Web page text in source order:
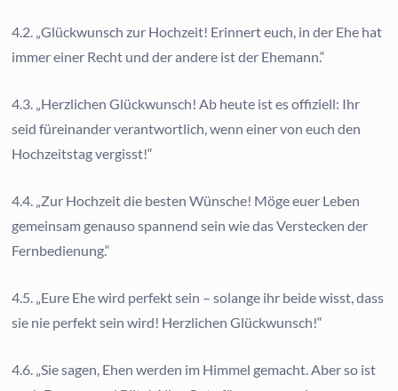
4.2. „Glückwunsch zur Hochzeit! Erinnert euch, in der Ehe hat
immer einer Recht und der andere ist der Ehemann.“
4.3. „Herzlichen Glückwunsch! Ab heute ist es offiziell: Ihr
seid füreinander verantwortlich, wenn einer von euch den
Hochzeitstag vergisst!“
4.4. „Zur Hochzeit die besten Wünsche! Möge euer Leben
gemeinsam genauso spannend sein wie das Verstecken der
Fernbedienung.“
4.5. „Eure Ehe wird perfekt sein – solange ihr beide wisst, dass
sie nie perfekt sein wird! Herzlichen Glückwunsch!“
4.6. „Sie sagen, Ehen werden im Himmel gemacht. Aber so ist